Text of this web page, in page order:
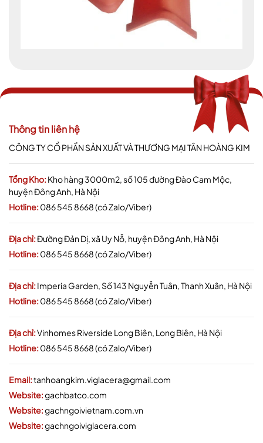
Thông tin liên hệ
CÔNG TY CỔ PHẦN SẢN XUẤT VÀ THƯƠNG MẠI TÂN HOÀNG KIM
Tổng Kho:Kho hàng 3000m2, số 105 đường Đào Cam Mộc,
huyện Đông Anh, Hà Nội
Hotline:086 545 8668 (có Zalo/Viber)
Địa chỉ:Đường Đản Dị, xã Uy Nỗ, huyện Đông Anh, Hà Nội
Hotline:086 545 8668 (có Zalo/Viber)
Địa chỉ:Imperia Garden, Số 143 Nguyễn Tuân, Thanh Xuân, Hà Nội
Hotline:086 545 8668 (có Zalo/Viber)
Địa chỉ:Vinhomes Riverside Long Biên, Long Biên, Hà Nội
Hotline:086 545 8668 (có Zalo/Viber)
Email:tanhoangkim.viglacera@gmail.com
Website:gachbatco.com
Website:gachngoivietnam.com.vn
Website:gachngoiviglacera.com